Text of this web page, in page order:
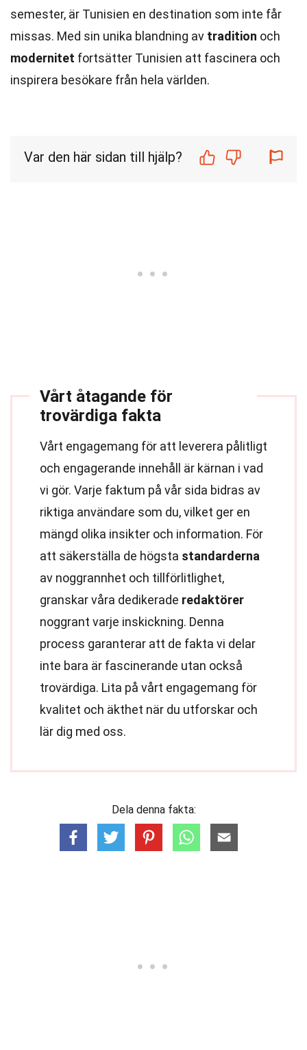
semester, är Tunisien en destination som inte får
missas. Med sin unika blandning av tradition och
modernitet fortsätter Tunisien att fascinera och
inspirera besökare från hela världen.
Var den här sidan till hjälp?
Vårt åtagande för
trovärdiga fakta
Vårt engagemang för att leverera pålitligt
och engagerande innehåll är kärnan i vad
vi gör. Varje faktum på vår sida bidras av
riktiga användare som du, vilket ger en
mängd olika insikter och information. För
att säkerställa de högsta standarderna
av noggrannhet och tillförlitlighet,
granskar våra dedikerade redaktörer
noggrant varje inskickning. Denna
process garanterar att de fakta vi delar
inte bara är fascinerande utan också
trovärdiga. Lita på vårt engagemang för
kvalitet och äkthet när du utforskar och
lär dig med oss.
Dela denna fakta: